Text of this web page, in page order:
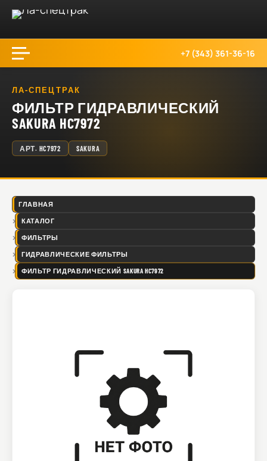
+7 (343) 361-36-16
ЛА-СПЕЦТРАК
ФИЛЬТР ГИДРАВЛИЧЕСКИЙ
SAKURA HC7972
АРТ. HC7972 SAKURA
ГЛАВНАЯ
КАТАЛОГ
ФИЛЬТРЫ
ГИДРАВЛИЧЕСКИЕ ФИЛЬТРЫ
ФИЛЬТР ГИДРАВЛИЧЕСКИЙ SAKURA HC7972